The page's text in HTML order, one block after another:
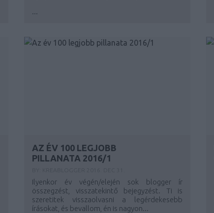
...
AZ ÉV 100 LEGJOBB
PILLANATA 2016/1
Ilyenkor év végén/elején sok blogger ír
összegzést, visszatekintő bejegyzést. Ti is
szeretitek visszaolvasni a legérdekesebb
írásokat, és bevallom, én is nagyon...